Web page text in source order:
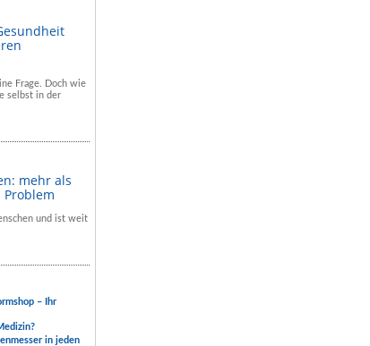
Frage. Doch wie
selbst in der
mehr als
und ist weit
– Ihr
in jeden